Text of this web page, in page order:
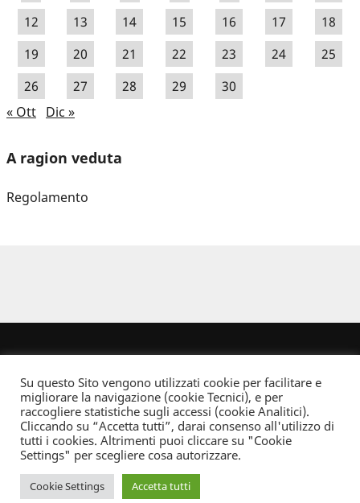
12
13 14 15 16 17
18
19
20 21 22 23 24
25
26
27 28 29
30
« Ott Dic »
A ragion veduta
Regolamento
Dove non indicato altrimenti quest’opera è distribuita con Licenza
Creative Commons Attribuzione - Non commerciale - Non opere derivate 2.5 Italia
Informativa sulla privacy
Su questo Sito vengono utilizzati cookie per facilitare e
migliorare la navigazione (cookie Tecnici), e per
raccogliere statistiche sugli accessi (cookie Analitici).
Cliccando su “Accetta tutti”, darai consenso all'utilizzo di
tutti i cookies. Altrimenti puoi cliccare su "Cookie
Settings" per scegliere cosa autorizzare.
Cookie Settings Accetta tutti